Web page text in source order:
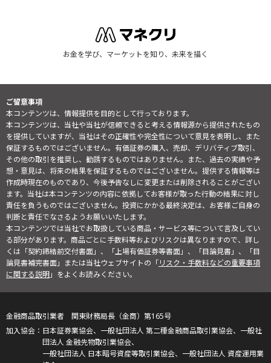
お金を学び、マーケットを知り、未来を描く
ご留意事項
本コンテンツは、情報提供を目的として行っております。
本コンテンツは、当社や当社が信頼できると考える情報源から提供されたもの
を提供していますが、当社はその正確性や完全性について意見を表明し、また
保証するものではございません。有価証券の購入、売却、デリバティブ取引、
その他の取引を推奨し、勧誘するものではありません。また、過去の実績や予
想・意見は、将来の結果を保証するものではございません。提供する情報等は
作成時現在のものであり、今後予告なしに変更または削除されることがござい
ます。当社は本コンテンツの内容に依拠してお客様が取った行動の結果に対し
責任を負うものではございません。投資にかかる最終決定は、お客様ご自身の
判断と責任でなさるようお願いいたします。
本コンテンツでは当社でお取扱している商品・サービス等について言及してい
る部分があります。商品ごとに手数料等およびリスクは異なりますので、詳し
くは「契約締結前交付書面」、「上場有価証券等書面」、「目論見書」、「目
論見書補完書面」または当社ウェブサイトの「リスク・手数料などの重要事項
に関する説明」をよくお読みください。
金融商品取引業者 関東財務局長（金商）第165号
日本証券業協会、一般社団法人 第二種金融商品取引業協会、一般社
団法人 金融先物取引業協会、
一般社団法人 日本暗号資産等取引業協会、一般社団法人 資産運用業